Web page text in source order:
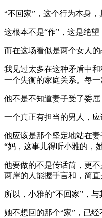
“不回家”，这个行为本身
这根本不是“作”，这是绝
而在这场看似是两个女人
我见过太多在这种矛盾中
一个失衡的家庭关系。每
他不是不知道妻子受了委
一个真正有担当的男人，应
他应该是那个坚定地站在
“妈，这事儿得听小雅的，
他要做的不是传话筒，更
两岸的人能握手言和，简直
所以，小雅的“不回家”，
她不想回的那个“家”，已